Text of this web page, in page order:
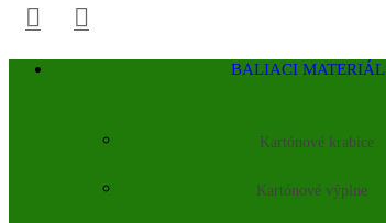
BALIACI MATERIÁL
Kartónové krabice
Kartónové výplne